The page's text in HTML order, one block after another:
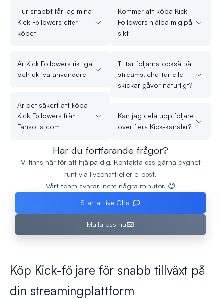
Hur snabbt får jag mina
Kick Followers efter
köpet
Är Kick Followers riktiga
och aktiva användare
Är det säkert att köpa
Kick Followers från
Fansoria com
Kommer att köpa Kick
Followers hjälpa mig på
sikt
Tittar följarna också på
streams, chattar eller
skickar gåvor naturligt?
Kan jag dela upp följare
över flera Kick-kanaler?
Har du fortfarande frågor?
Vi finns här för att hjälpa dig! Kontakta oss gärna dygnet
runt via livechatt eller e-post.
Vårt team svarar inom några minuter. 😊
Starta Live Chat
Maila oss nu
Köp Kick-följare för snabb tillväxt på
din streamingplattform